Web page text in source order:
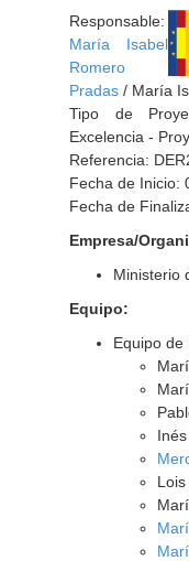
Responsable:
María Isabel
Romero
Pradas/ María
Tipo de
Excelencia -
Referencia:
Fecha de Inicio:
Fecha de
Empresa/
Ministerio
Equipo:
Equipo de